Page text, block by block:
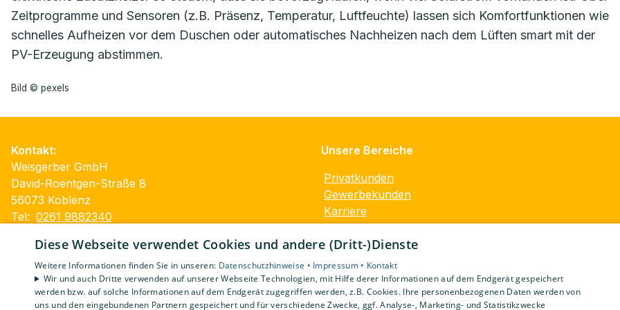
Zeitprogramme und Sensoren (z.B. Präsenz, Temperatur, Luftfeuchte) lassen sich Komfortfunktionen wie
schnelles Aufheizen vor dem Duschen oder automatisches Nachheizen nach dem Lüften smart mit der
PV-Erzeugung abstimmen.
Bild © pexels
Kontakt:
Weisgerber GmbH
David-Roentgen-Straße 8
56073 Koblenz
Tel: 0261 9882340
Impressum
Datenschutzerklärung
Barrierefreiheitserklärung
Unsere Bereiche
Privatkunden
Gewerbekunden
Karriere
Unternehmen
Kontakt
Diese Webseite verwendet Cookies und andere (Dritt-)Dienste
Weitere Informationen finden Sie in unseren: Datenschutzhinweise • Impressum • Kontakt
Wir und auch Dritte verwenden auf unserer Webseite Technologien, mit Hilfe derer Informationen auf dem Endgerät gespeichert
werden bzw. auf solche Informationen auf dem Endgerät zugegriffen werden, z.B. Cookies. Ihre personenbezogenen Daten werden von
uns und den eingebundenen Partnern gespeichert und für verschiedene Zwecke, ggf. Analyse-, Marketing- und Statistikzwecke